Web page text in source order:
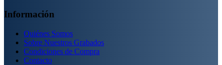
Información
Quiénes Somos
Sobre Nuestros Grabados
Condiciones de Compra
Contacto